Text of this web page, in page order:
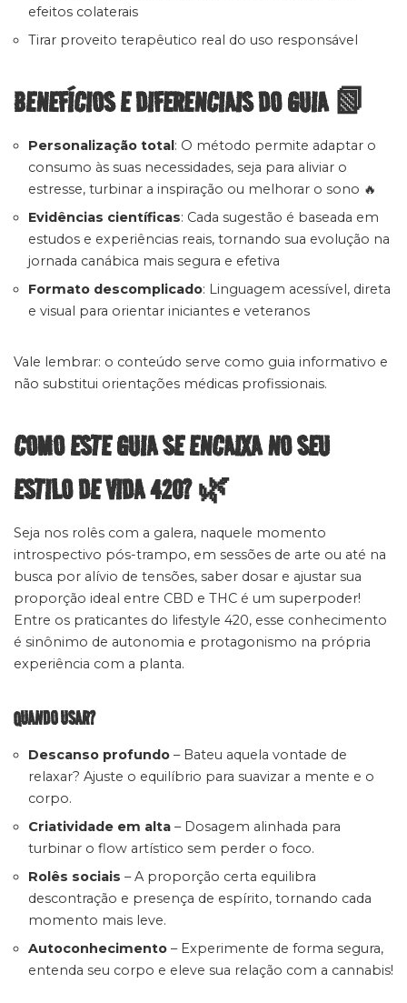
efeitos colaterais
Tirar proveito terapêutico real do uso responsável
BENEFÍCIOS E DIFERENCIAIS DO GUIA 📗
Personalização total: O método permite adaptar o
consumo às suas necessidades, seja para aliviar o
estresse, turbinar a inspiração ou melhorar o sono 🔥
Evidências científicas: Cada sugestão é baseada em
estudos e experiências reais, tornando sua evolução na
jornada canábica mais segura e efetiva
Formato descomplicado: Linguagem acessível, direta
e visual para orientar iniciantes e veteranos
Vale lembrar: o conteúdo serve como guia informativo e
não substitui orientações médicas profissionais.
COMO ESTE GUIA SE ENCAIXA NO SEU
ESTILO DE VIDA 420? 🌿
Seja nos rolês com a galera, naquele momento
introspectivo pós-trampo, em sessões de arte ou até na
busca por alívio de tensões, saber dosar e ajustar sua
proporção ideal entre CBD e THC é um superpoder!
Entre os praticantes do lifestyle 420, esse conhecimento
é sinônimo de autonomia e protagonismo na própria
experiência com a planta.
QUANDO USAR?
Descanso profundo – Bateu aquela vontade de
relaxar? Ajuste o equilíbrio para suavizar a mente e o
corpo.
Criatividade em alta – Dosagem alinhada para
turbinar o flow artístico sem perder o foco.
Rolês sociais – A proporção certa equilibra
descontração e presença de espírito, tornando cada
momento mais leve.
Autoconhecimento – Experimente de forma segura,
entenda seu corpo e eleve sua relação com a cannabis!